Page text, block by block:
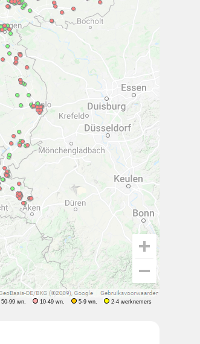
50-99 wn. 10-49 wn. 5-9 wn. 2-4 werknemers